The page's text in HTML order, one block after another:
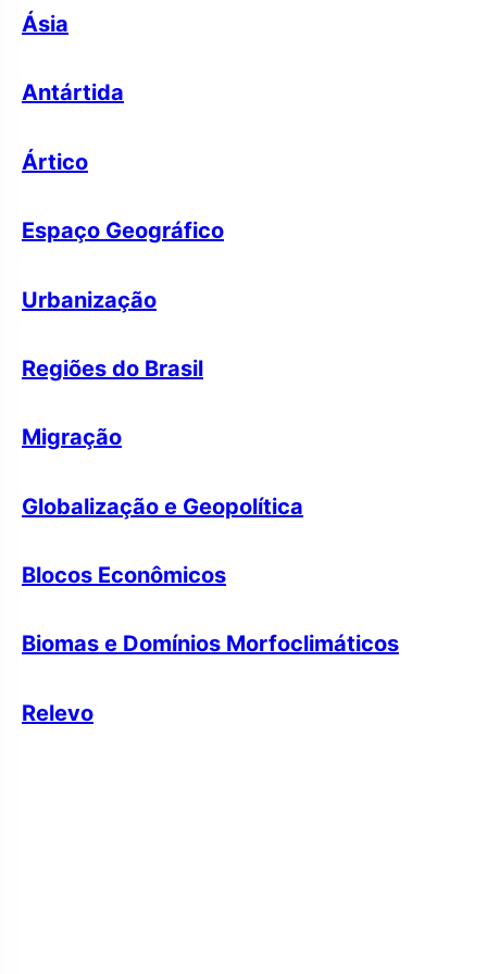
Ásia
Antártida
Ártico
Espaço Geográfico
Urbanização
Regiões do Brasil
Migração
Globalização e Geopolítica
Blocos Econômicos
Biomas e Domínios Morfoclimáticos
Relevo